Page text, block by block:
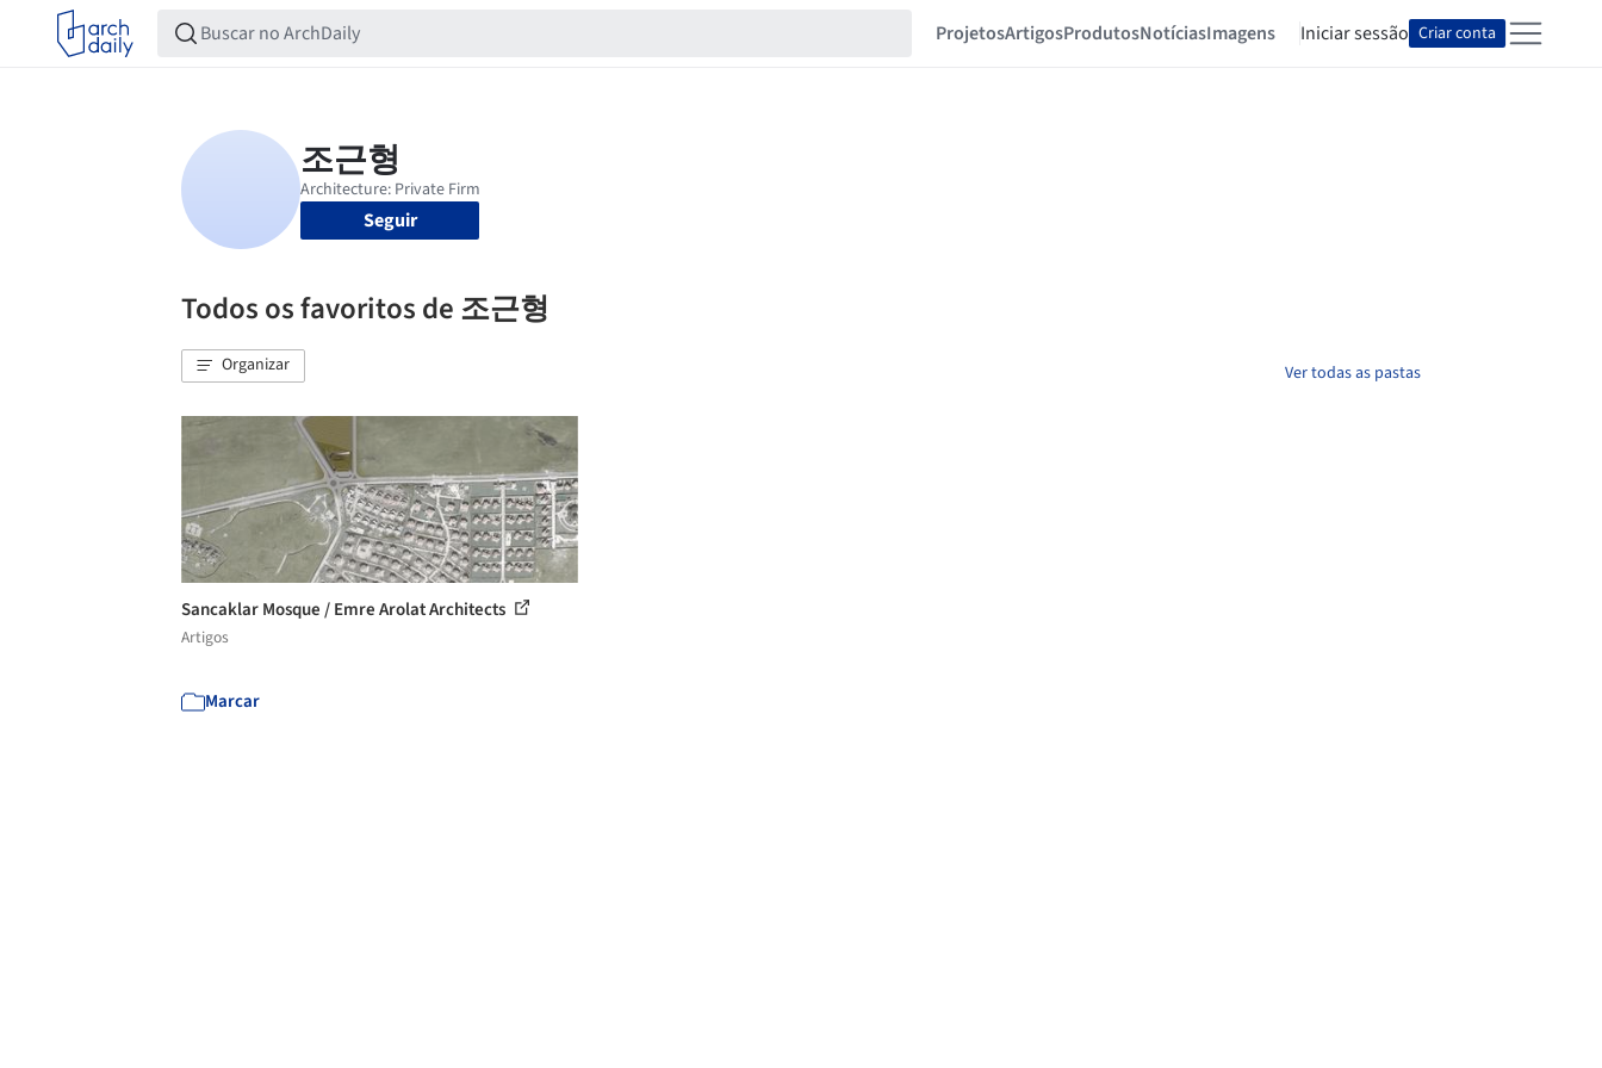
ProjetosArtigosProdutosNotíciasImagens Iniciar sessão Criar conta
Seguir
Todos os favoritos de 조근형
Organizar Ver todas as pastas
Sancaklar Mosque / Emre Arolat Architects
Artigos
Marcar